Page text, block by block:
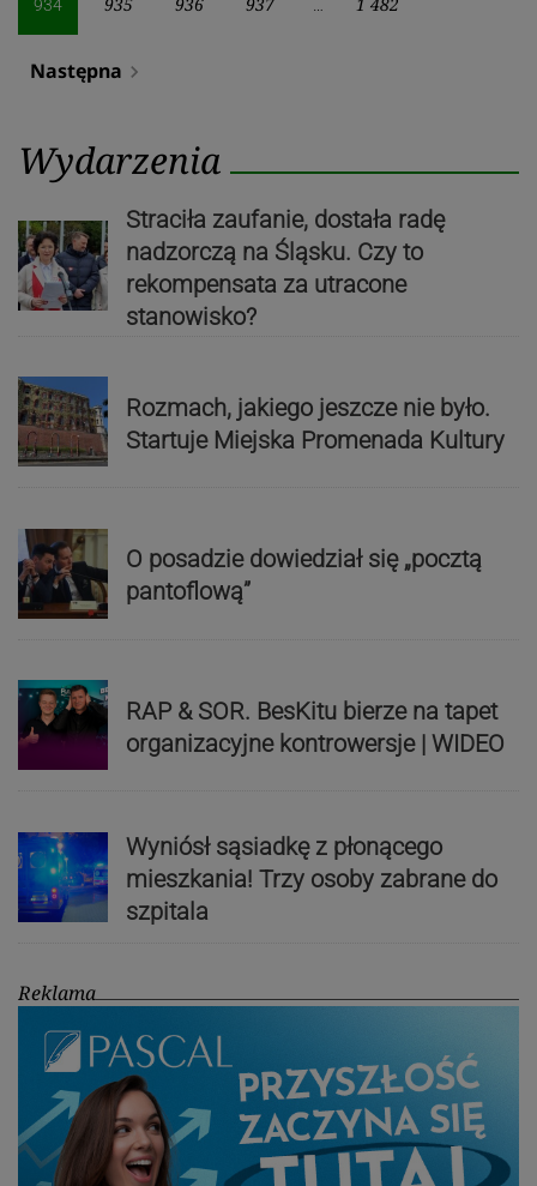
934
Następna navigate_next
Wydarzenia
Straciła zaufanie, dostała radę
nadzorczą na Śląsku. Czy to
rekompensata za utracone
stanowisko?
Rozmach, jakiego jeszcze nie było.
Startuje Miejska Promenada Kultury
O posadzie dowiedział się „pocztą
pantoflową”
RAP & SOR. BesKitu bierze na tapet
organizacyjne kontrowersje | WIDEO
Wyniósł sąsiadkę z płonącego
mieszkania! Trzy osoby zabrane do
szpitala
Reklama